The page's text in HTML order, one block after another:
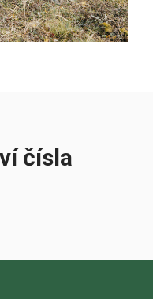
čísla